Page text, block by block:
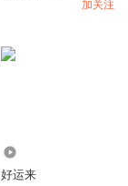
加关注
好运来